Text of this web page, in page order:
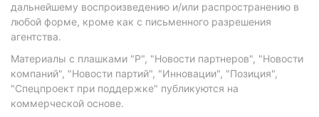
дальнейшему воспроизведению и/или распространению в
любой форме, кроме как с письменного разрешения
агентства.
Материалы с плашками "Р", "Новости партнеров", "Новости
компаний", "Новости партий", "Инновации", "Позиция",
"Спецпроект при поддержке" публикуются на
коммерческой основе.